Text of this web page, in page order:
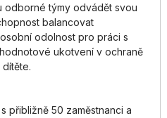
odborné týmy odvádět svou
balancovat
odolnost pro práci s
ukotvení v ochraně
přibližně 50 zaměstnanci a